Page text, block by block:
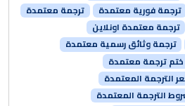
ترجمة فورية معتمدة
ترجمة معتمدة
ترجمة معتمدة اونلاين
ترجمة وثائق رسمية معتمدة
ختم ترجمة معتمدة
الترجمة المعتمدة
الترجمة المعتمدة